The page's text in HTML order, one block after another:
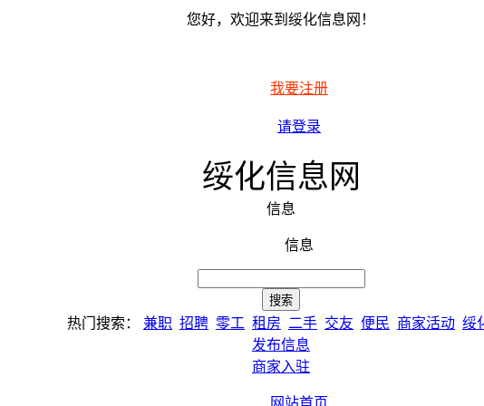
您好，欢迎来到绥化信息网！
我要注册
请登录
绥化信息网
信息
信息
热门搜索： 兼职 招聘 零工 租房 二手 交友 便民 商家活动 绥
发布信息
商家入驻
网站首页